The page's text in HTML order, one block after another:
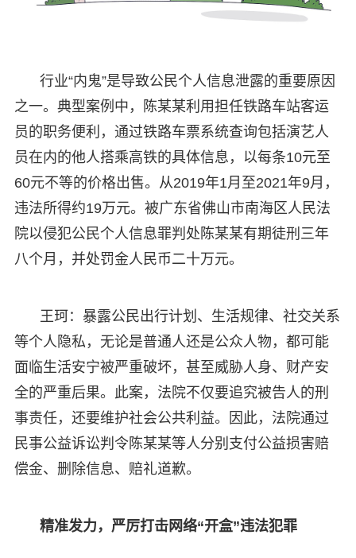
行业“内鬼”是导致公民个人信息泄露的重要原因
之一。典型案例中，陈某某利用担任铁路车站客运
员的职务便利，通过铁路车票系统查询包括演艺人
员在内的他人搭乘高铁的具体信息，以每条10元至
60元不等的价格出售。从2019年1月至2021年9月，
违法所得约19万元。被广东省佛山市南海区人民法
院以侵犯公民个人信息罪判处陈某某有期徒刑三年
八个月，并处罚金人民币二十万元。
王珂：暴露公民出行计划、生活规律、社交关系
等个人隐私，无论是普通人还是公众人物，都可能
面临生活安宁被严重破坏，甚至威胁人身、财产安
全的严重后果。此案，法院不仅要追究被告人的刑
事责任，还要维护社会公共利益。因此，法院通过
民事公益诉讼判令陈某某等人分别支付公益损害赔
偿金、删除信息、赔礼道歉。
精准发力，严厉打击网络“开盒”违法犯罪